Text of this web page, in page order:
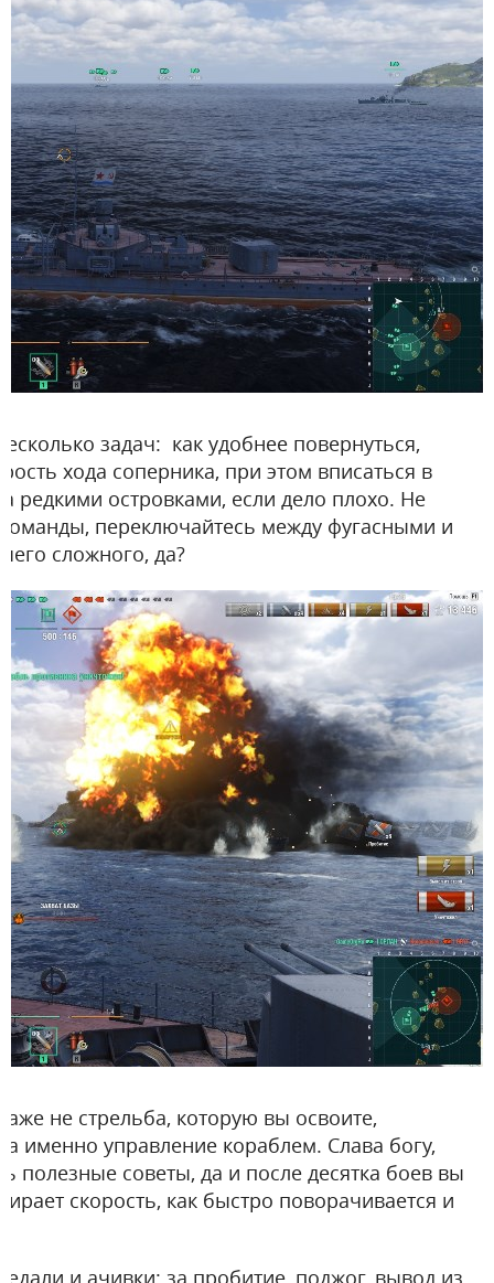
задач: как удобнее повернуться,
хода соперника, при этом вписаться в
редкими островками, если дело плохо. Не
переключайтесь между фугасными и
сложного, да?
не стрельба, которую вы освоите,
именно управление кораблем. Слава богу,
полезные советы, да и после десятка боев вы
скорость, как быстро поворачивается и
и ачивки: за пробитие, поджог, вывод из